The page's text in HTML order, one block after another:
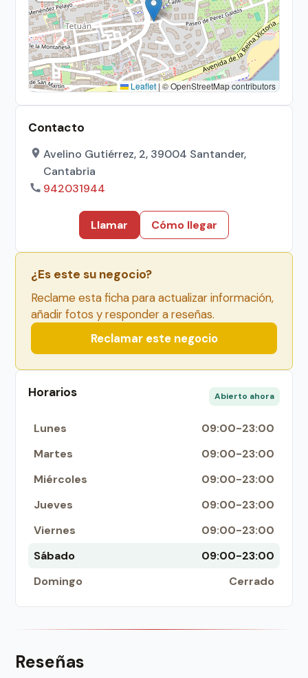
Leaflet|© OpenStreetMap contributors
Contacto
Avelino Gutiérrez, 2, 39004 Santander,
Cantabria
942031944
Llamar Cómo llegar
¿Es este su negocio?
Reclame esta ficha para actualizar información,
añadir fotos y responder a reseñas.
Reclamar este negocio
Horarios Abierto ahora
Lunes
09:00-23:00
Martes
09:00-23:00
Miércoles
09:00-23:00
Jueves
09:00-23:00
Viernes
09:00-23:00
Sábado
09:00-23:00
Domingo
Cerrado
Reseñas